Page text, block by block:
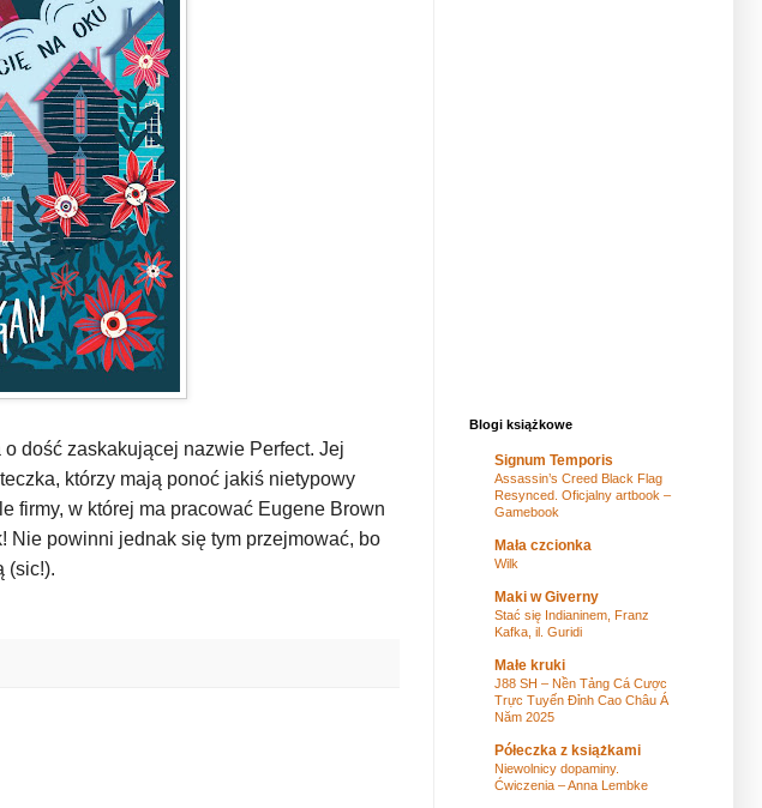
dość zaskakującej nazwie Perfect. Jej
którzy mają ponoć jakiś nietypowy
firmy, w której ma pracować Eugene Brown
Nie powinni jednak się tym przejmować, bo
(sic!).
Blogi książkowe
Signum Temporis
Assassin’s Creed Black Flag
Resynced. Oficjalny artbook –
Gamebook
Mała czcionka
Wilk
Maki w Giverny
Stać się Indianinem, Franz
Kafka, il. Guridi
Małe kruki
J88 SH – Nền Tảng Cá Cược
Trực Tuyến Đỉnh Cao Châu Á
Năm 2025
Półeczka z książkami
Niewolnicy dopaminy.
Ćwiczenia – Anna Lembke